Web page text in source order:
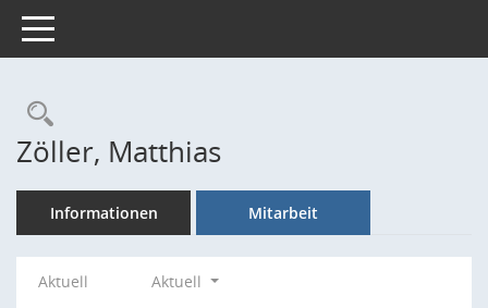
Toggle navigation
Rechercheauswahl
Zöller, Matthias
Informationen Mitarbeit
Aktuell
Aktuell